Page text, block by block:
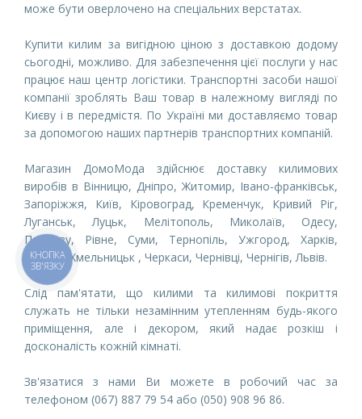
може бути оверлочено на спеціальних верстатах.
Купити килим за вигідною ціною з доставкою додому
сьогодні, можливо. Для забезпечення цієї послуги у нас
працює наш центр логістики. Транспортні засоби нашої
компанії зроблять Ваш товар в належному вигляді по
Києву і в передмістя. По Україні ми доставляємо товар
за допомогою наших партнерів транспортних компаній.
Магазин ДомоМода здійснює доставку килимових
виробів в Вінницю, Дніпро, Житомир, Івано-франківськ,
Запоріжжя, Київ, Кіровоград, Кременчук, Кривий Ріг,
Луганськ,Луцьк, Мелітополь, Миколаїв, Одесу,
Полтаву, Рівне, Суми, Тернопіль, Ужгород, Харків,
Херсон, Хмельницьк , Черкаси, Чернівці, Чернігів, Львів.
Слід пам'ятати, що килими та килимові покриття
служать не тільки незамінним утепленням будь-якого
приміщення, але і декором, який надає розкіш і
досконалість кожній кімнаті.
Зв'язатися з нами Ви можете в робочий час за
телефоном (067) 887 79 54 або (050) 908 96 86.
КНОПКА
ЗВ'ЯЗКУ